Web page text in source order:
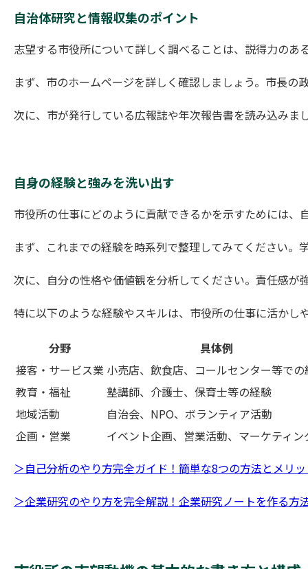
自治体研究と情報収集のポイント
志望する市役所について詳しく調べることは、説得力の
まず、市のホームページを詳しく確認しましょう。市長
次に、市が発行している広報誌や年次報告書を読み込み
自身の経験と強みを洗い出す
市役所の仕事にどのように貢献できるかを示すためには
まず、これまでの経験を時系列で整理してみてください
次に、自分の性格や価値観を分析してください。責任感
特に以下のような経験やスキルは、市役所の仕事に活かし
分野
具体例
接客・サービス業 小売店、飲食店、コールセンター等での
教育・福祉
塾講師、介護士、保育士等の経験
地域活動
自治会、NPO、ボランティア活動
企画・営業
イベント企画、営業活動、マーケティン
＞自己分析のやり方完全ガイド！簡単な8つの方法とメリ
＞企業研究のやり方を完全解説！企業研究ノートを作る